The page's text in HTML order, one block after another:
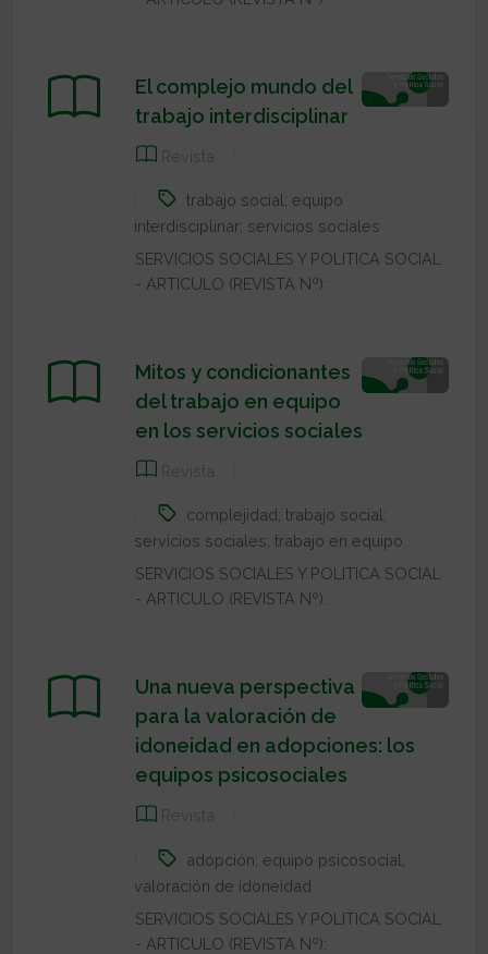
El complejo mundo del
trabajo interdisciplinar
Revista
trabajo social; equipo
interdisciplinar; servicios sociales
SERVICIOS SOCIALES Y POLITICA SOCIAL
- ARTICULO (REVISTA Nº):
Mitos y condicionantes
del trabajo en equipo
en los servicios sociales
Revista
complejidad; trabajo social;
servicios sociales; trabajo en equipo
SERVICIOS SOCIALES Y POLITICA SOCIAL
- ARTICULO (REVISTA Nº):
Una nueva perspectiva
para la valoración de
idoneidad en adopciones: los
equipos psicosociales
Revista
adopción; equipo psicosocial;
valoración de idoneidad
SERVICIOS SOCIALES Y POLITICA SOCIAL
- ARTICULO (REVISTA Nº):